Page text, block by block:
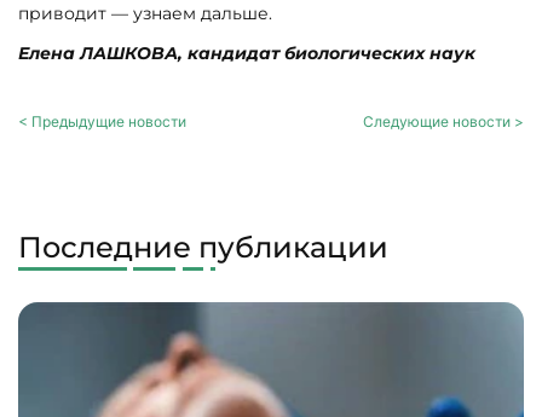
приводит — узнаем дальше.
Елена ЛАШКОВА, кандидат биологических наук
< Предыдущие новости Следующие новости >
Последние публикации